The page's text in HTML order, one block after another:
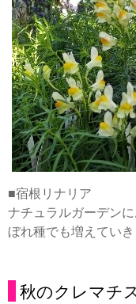
■宿根リナリア
ナチュラルガーデン
ぼれ種でも増えていき
秋のクレマチ